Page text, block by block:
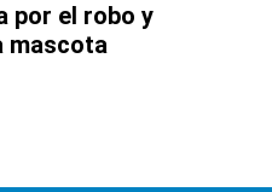
por el robo y
mascota